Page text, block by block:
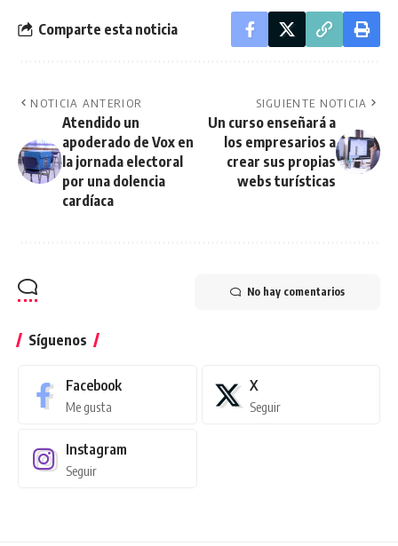
Comparte esta noticia
NOTICIA ANTERIOR
Atendido un
apoderado de Vox en
la jornada electoral
por una dolencia
cardíaca
SIGUIENTE NOTICIA
Un curso enseñará a
los empresarios a
crear sus propias
webs turísticas
No hay comentarios
Síguenos
Facebook
Me gusta
X
Seguir
Instagram
Seguir